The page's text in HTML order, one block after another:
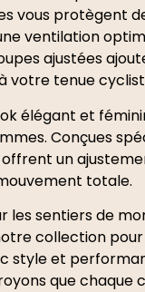
vous protègent
ventilation
ajustées
votre tenue
élégant et
Conçues
offrent un
totale.
les sentiers de
collection
style et
que chaque